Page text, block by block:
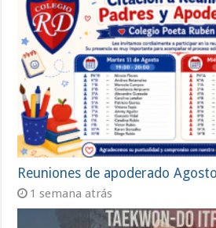
Reuniones de apoderado
1 semana atrás